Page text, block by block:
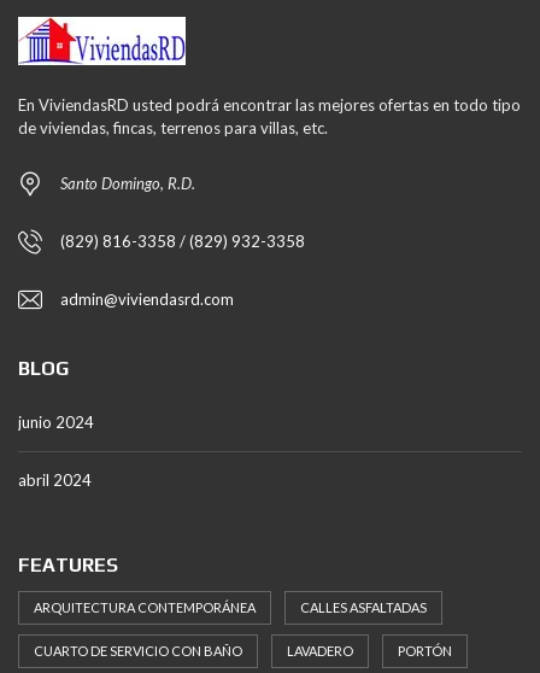
En ViviendasRD usted podrá encontrar las mejores ofertas en todo tipo
de viviendas, fincas, terrenos para villas, etc.
Santo Domingo, R.D.
(829) 816-3358 / (829) 932-3358
admin@viviendasrd.com
BLOG
junio 2024
abril 2024
FEATURES
ARQUITECTURA CONTEMPORÁNEA CALLES ASFALTADAS
CUARTO DE SERVICIO CON BAÑO LAVADERO PORTÓN